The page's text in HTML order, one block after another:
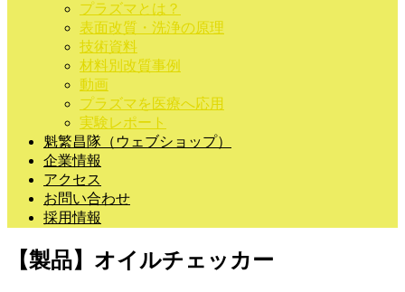
プラズマとは？
表面改質・洗浄の原理
技術資料
材料別改質事例
動画
プラズマを医療へ応用
実験レポート
魁繁昌隊（ウェブショップ）
企業情報
アクセス
お問い合わせ
採用情報
【製品】オイルチェッカー